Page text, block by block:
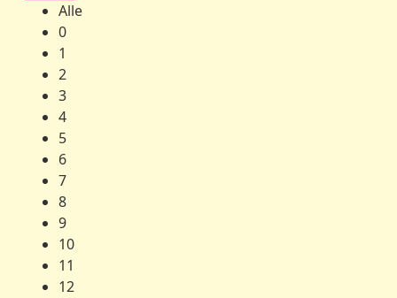
Alle
0
1
2
3
4
5
6
7
8
9
10
11
12